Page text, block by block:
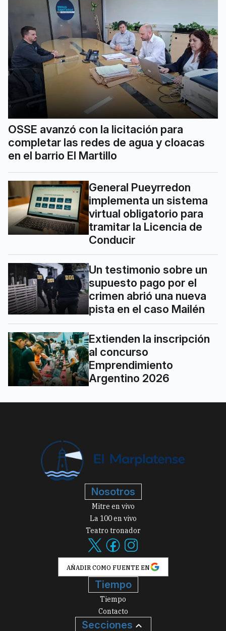
OSSE avanzó con la licitación para
completar las redes de agua y cloacas
en el barrio El Martillo
General Pueyrredon
implementa un sistema
virtual obligatorio para
tramitar la Licencia de
Conducir
Un testimonio sobre un
supuesto pago por el
crimen abrió una nueva
pista en el caso Mailén
Extienden la inscripción
al concurso
Emprendimiento
Argentino 2026
Nosotros
Mitre en vivo
La 100 en vivo
Teatro tronador
AÑADIR COMO FUENTE EN
Tiempo
Tiempo
Contacto
Secciones